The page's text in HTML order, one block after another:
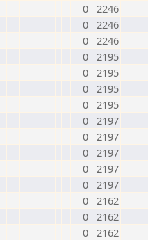
0 2246
0 2246
0 2246
0 2195
0 2195
0 2195
0 2195
0 2197
0 2197
0 2197
0 2197
0 2197
0 2162
0 2162
0 2162